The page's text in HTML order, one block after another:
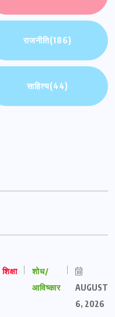
राजनीति(186)
साहित्य(44)
शिक्षा
शोध/
आविष्कार
AUGUST
6, 2026